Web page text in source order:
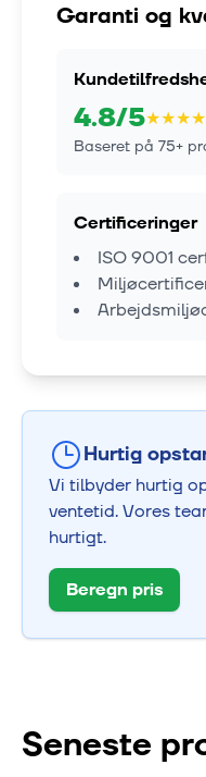
Garanti og
4.8/5★★★★
Baseret på 75+
Certificeringer
ISO 9001
Hurtig
Vi tilbyder hurtig
ventetid. Vores
hurtigt.
Beregn pris
Seneste